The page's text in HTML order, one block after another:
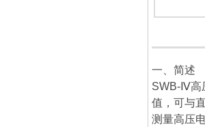
一、简述
SWB-Ⅳ高
值，可与
测量高压